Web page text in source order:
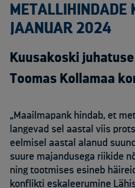
METALLIHINDADE
JAANUAR 2024
Kuusakoski
Toomas Kollamaa
„Maailmapank hindab, et
langevad sel aastal viis
eelmisel aastal alanud
suure majandusega riikide
ning tootmises esineb
konflikti eskaleerumine